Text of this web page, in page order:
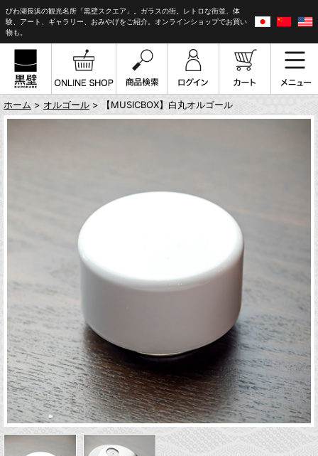
びわ湖長浜の観光名所「黒壁スクエア」。ガラスの街。レトロな街並、体
験、アート、ギャラリー、おみやげをご紹介。オンラインショップでお買い
物も。
ホーム > オルゴール > 【MUSICBOX】白丸オルゴール